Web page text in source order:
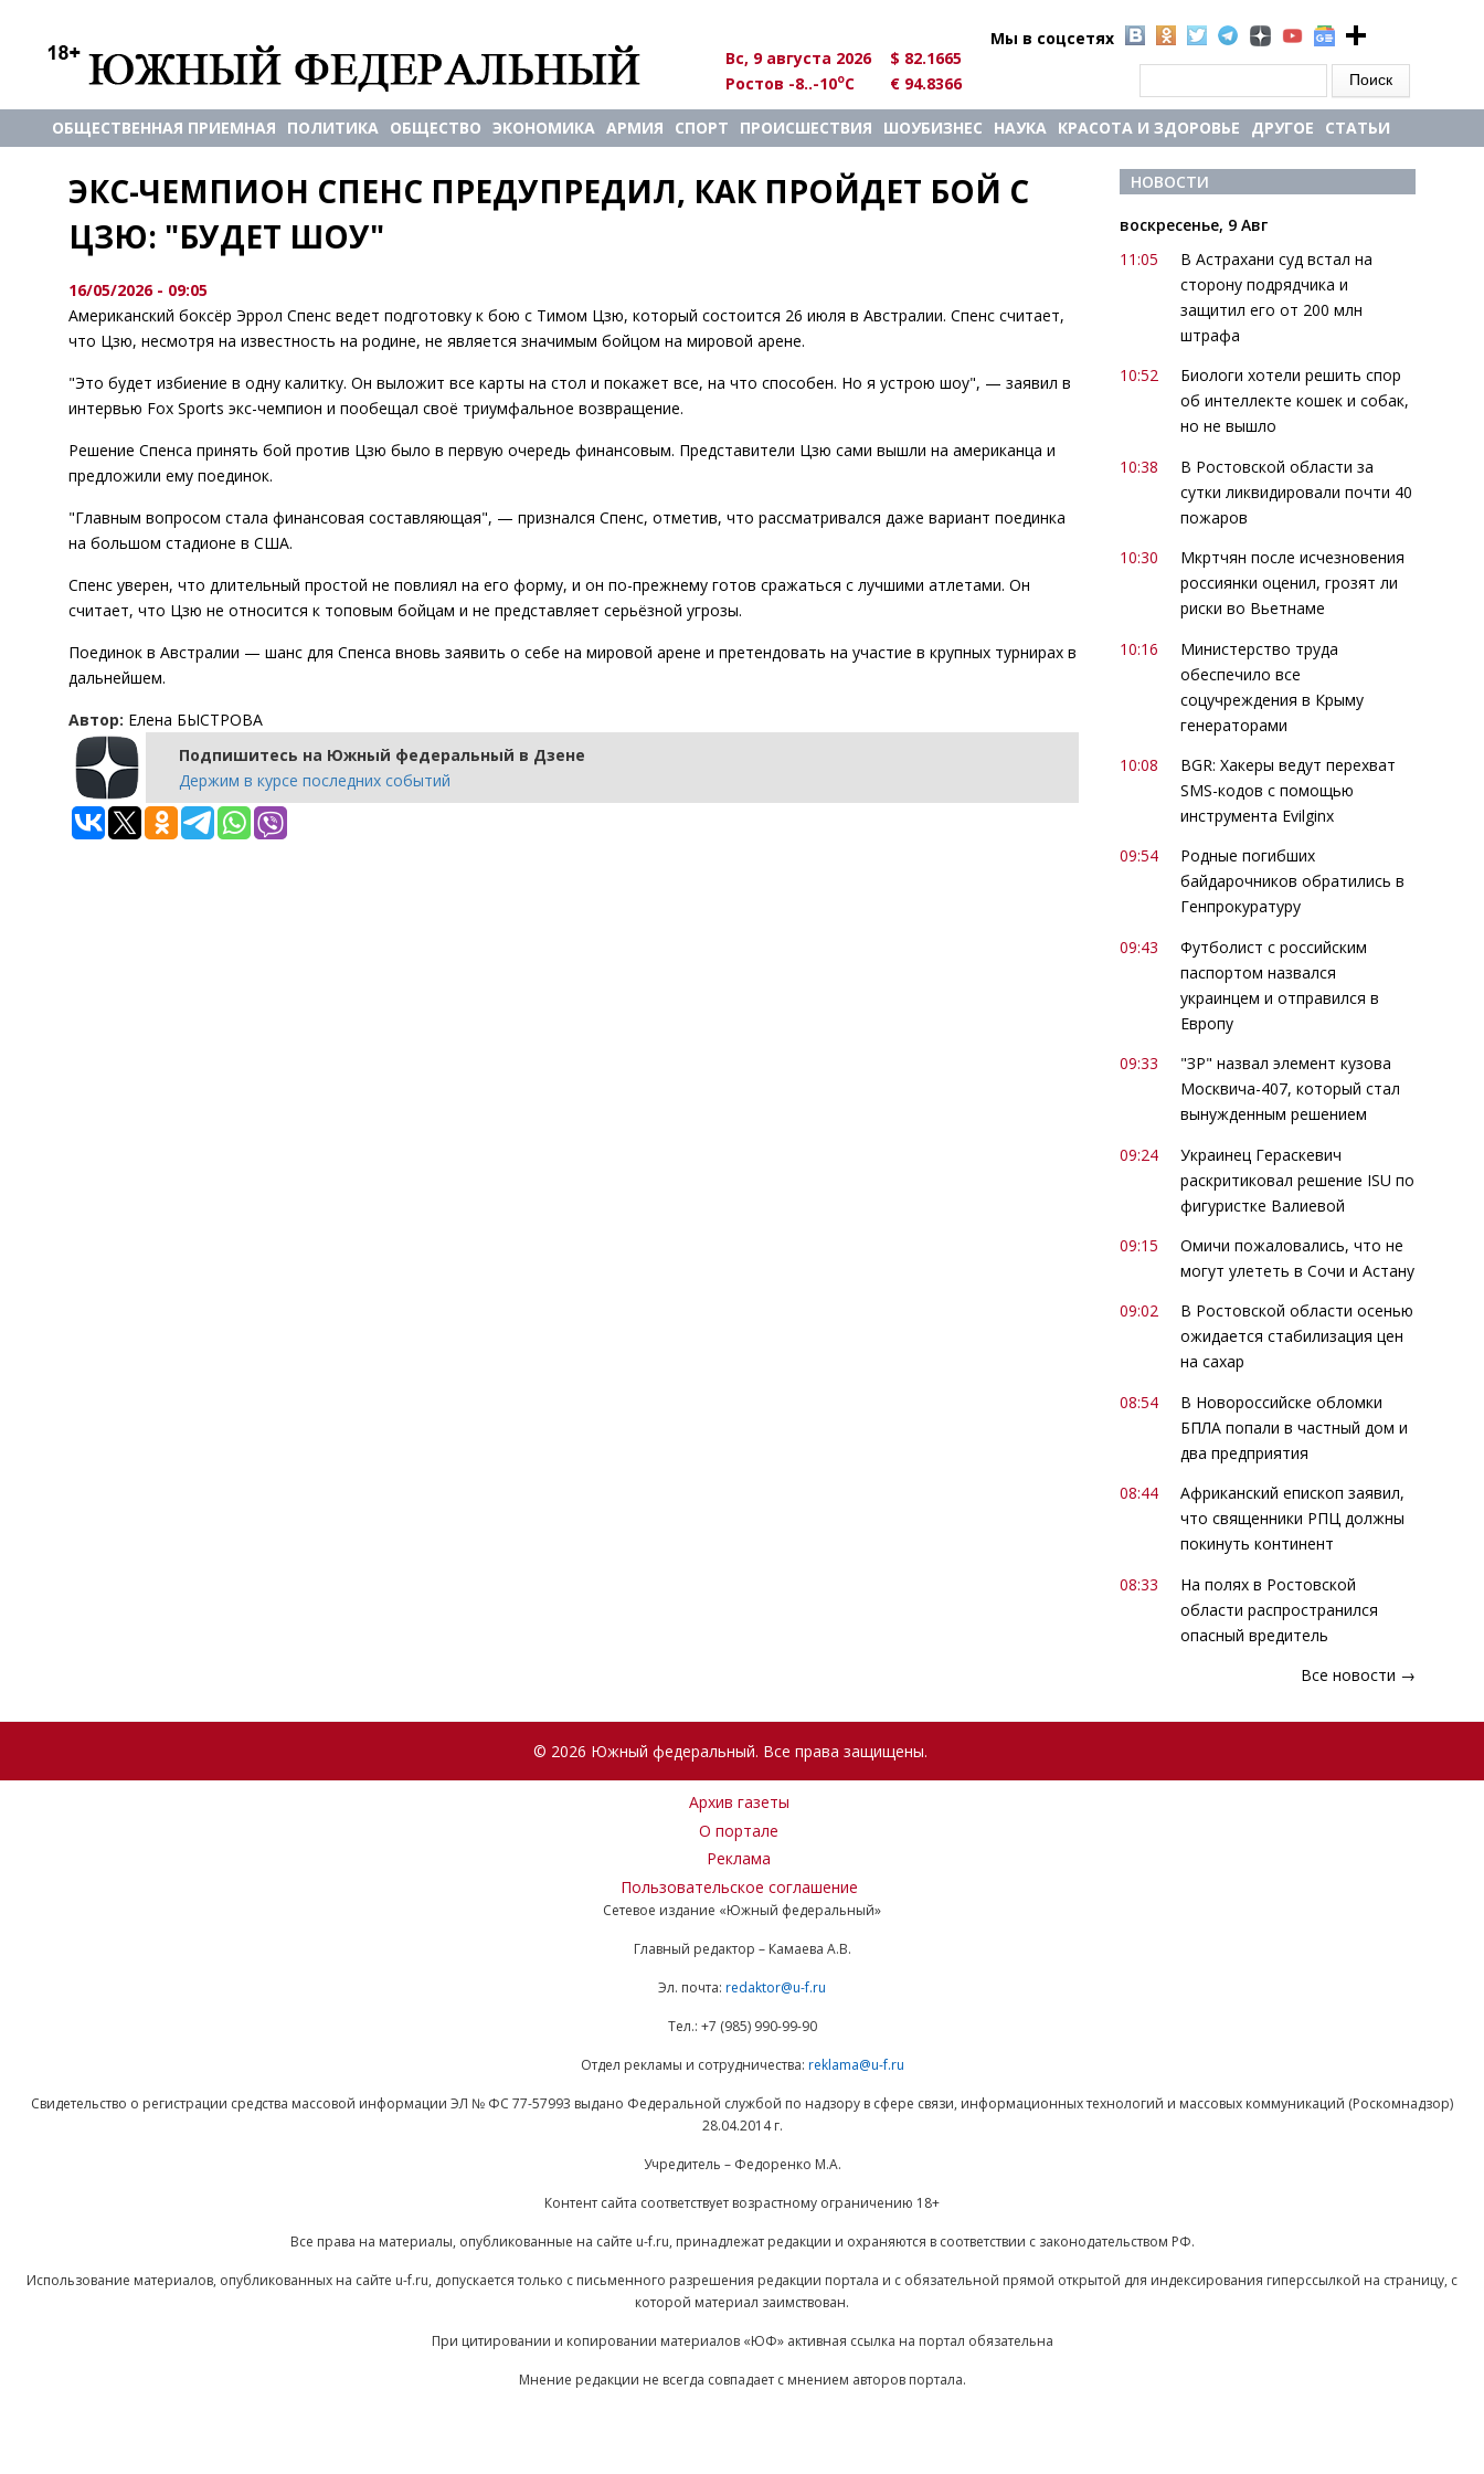
Мы в соцсетях
Вс, 9 августа 2026
$ 82.1665
Ростов -8..-10oC € 94.8366
ОБЩЕСТВЕННАЯ ПРИЕМНАЯ ПОЛИТИКА ОБЩЕСТВО ЭКОНОМИКА АРМИЯ СПОРТ ПРОИСШЕСТВИЯ ШОУБИЗНЕС НАУКА КРАСОТА И ЗДОРОВЬЕ ДРУГОЕ СТАТЬИ
ЭКС-ЧЕМПИОН СПЕНС ПРЕДУПРЕДИЛ, КАК ПРОЙДЕТ БОЙ С
ЦЗЮ: "БУДЕТ ШОУ"
16/05/2026 - 09:05
Американский боксёр Эррол Спенс ведет подготовку к бою с Тимом Цзю, который состоится 26 июля в Австралии. Спенс считает,
что Цзю, несмотря на известность на родине, не является значимым бойцом на мировой арене.
"Это будет избиение в одну калитку. Он выложит все карты на стол и покажет все, на что способен. Но я устрою шоу", — заявил в
интервью Fox Sports экс-чемпион и пообещал своё триумфальное возвращение.
Решение Спенса принять бой против Цзю было в первую очередь финансовым. Представители Цзю сами вышли на американца и
предложили ему поединок.
"Главным вопросом стала финансовая составляющая", — признался Спенс, отметив, что рассматривался даже вариант поединка
на большом стадионе в США.
Спенс уверен, что длительный простой не повлиял на его форму, и он по-прежнему готов сражаться с лучшими атлетами. Он
считает, что Цзю не относится к топовым бойцам и не представляет серьёзной угрозы.
Поединок в Австралии — шанс для Спенса вновь заявить о себе на мировой арене и претендовать на участие в крупных турнирах в
дальнейшем.
Автор: Елена БЫСТРОВА
Подпишитесь на Южный федеральный в Дзене
Держим в курсе последних событий
НОВОСТИ
воскресенье, 9 Авг
11:05
В Астрахани суд встал на
сторону подрядчика и
защитил его от 200 млн
штрафа
10:52
Биологи хотели решить спор
об интеллекте кошек и собак,
но не вышло
10:38
В Ростовской области за
сутки ликвидировали почти 40
пожаров
10:30
Мкртчян после исчезновения
россиянки оценил, грозят ли
риски во Вьетнаме
10:16
Министерство труда
обеспечило все
соцучреждения в Крыму
генераторами
10:08
BGR: Хакеры ведут перехват
SMS-кодов с помощью
инструмента Evilginx
09:54
Родные погибших
байдарочников обратились в
Генпрокуратуру
09:43
Футболист с российским
паспортом назвался
украинцем и отправился в
Европу
09:33
"ЗР" назвал элемент кузова
Москвича-407, который стал
вынужденным решением
09:24
Украинец Гераскевич
раскритиковал решение ISU по
фигуристке Валиевой
09:15
Омичи пожаловались, что не
могут улететь в Сочи и Астану
09:02
В Ростовской области осенью
ожидается стабилизация цен
на сахар
08:54
В Новороссийске обломки
БПЛА попали в частный дом и
два предприятия
08:44
Африканский епископ заявил,
что священники РПЦ должны
покинуть континент
08:33
На полях в Ростовской
области распространился
опасный вредитель
Все новости →
© 2026 Южный федеральный. Все права защищены.
Архив газеты
О портале
Реклама
Пользовательское соглашение
Сетевое издание «Южный федеральный»
Главный редактор – Камаева А.В.
Эл. почта: redaktor@u-f.ru
Тел.: +7 (985) 990-99-90
Отдел рекламы и сотрудничества: reklama@u-f.ru
Свидетельство о регистрации средства массовой информации ЭЛ № ФС 77-57993 выдано Федеральной службой по надзору в сфере связи, информационных технологий и массовых коммуникаций (Роскомнадзор)
28.04.2014 г.
Учредитель – Федоренко М.А.
Контент сайта соответствует возрастному ограничению 18+
Все права на материалы, опубликованные на сайте u-f.ru, принадлежат редакции и охраняются в соответствии с законодательством РФ.
Использование материалов, опубликованных на сайте u-f.ru, допускается только с письменного разрешения редакции портала и с обязательной прямой открытой для индексирования гиперссылкой на страницу, с
которой материал заимствован.
При цитировании и копировании материалов «ЮФ» активная ссылка на портал обязательна
Мнение редакции не всегда совпадает с мнением авторов портала.